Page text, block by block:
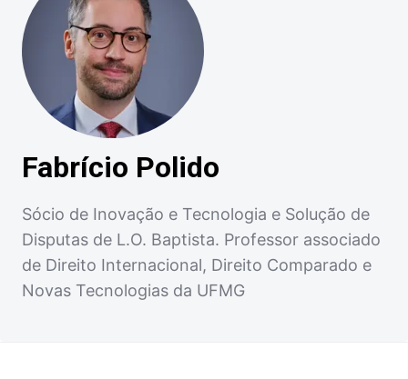
Fabrício Polido
Sócio de Inovação e Tecnologia e Solução de
Disputas de L.O. Baptista. Professor associado
de Direito Internacional, Direito Comparado e
Novas Tecnologias da UFMG